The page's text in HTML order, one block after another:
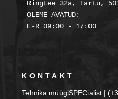
Ringtee 32a, Tartu,
OLEME AVATUD:
E-R 09:00 - 17:00
KONTAKT
Tehnika müügiSPECialist |